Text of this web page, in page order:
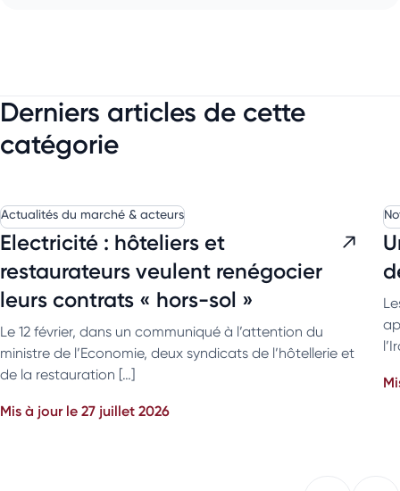
Derniers articles de cette
catégorie
Actualités du marché & acteurs
Electricité : hôteliers et
restaurateurs veulent renégocier
leurs contrats « hors-sol »
Le 12 février, dans un communiqué à l’attention du
ministre de l’Economie, deux syndicats de l’hôtellerie et
de la restauration […]
Mis à jour le 27 juillet 2026